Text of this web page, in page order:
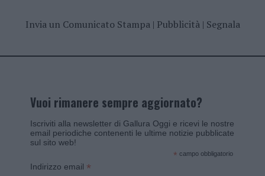
Invia un Comunicato Stampa| Pubblicità| Segnala
Vuoi rimanere sempre aggiornato?
Iscriviti alla newsletter di Gallura Oggi e ricevi le nostre
email periodiche contenenti le ultime notizie pubblicate
sul sito web!
* campo obbligatorio
Indirizzo email *